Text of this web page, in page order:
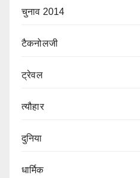
चुनाव 2014
टैकनोलजी
ट्रेवल
त्यौहार
दुनिया
धार्मिक